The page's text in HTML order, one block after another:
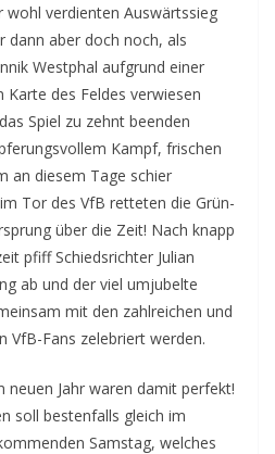
verdienten Auswärtssieg
dann aber doch noch, als
Westphal aufgrund einer
des Feldes verwiesen
Spiel zu zehnt beenden
Kampf, frischen
an diesem Tage schier
Tor des VfB retteten die Grün-
über die Zeit! Nach knapp
pfiff Schiedsrichter Julian
ab und der viel umjubelte
mit den zahlreichen und
VfB-Fans zelebriert werden.
neuen Jahr waren damit perfekt!
soll bestenfalls gleich im
Samstag, welches